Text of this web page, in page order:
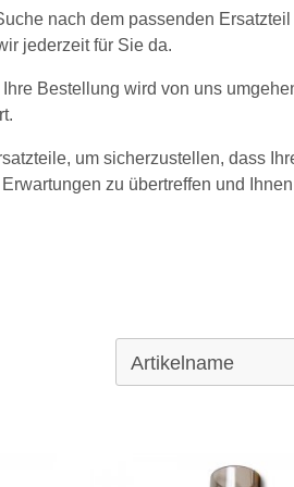
nach dem passenden Ersatzteil
jederzeit für Sie da.
Bestellung wird von uns
um sicherzustellen, dass
zu übertreffen und